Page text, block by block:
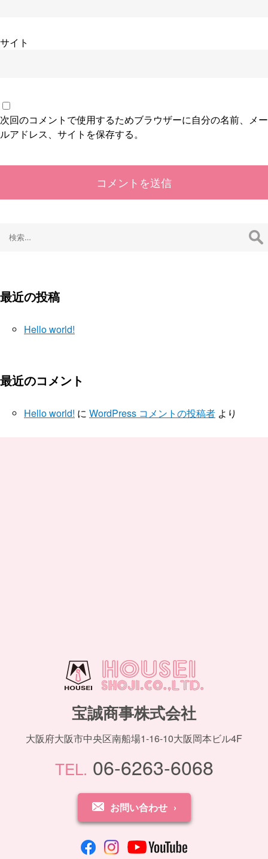
サイト
次回のコメントで使用するためブラウザーに自分の名前、メー
ルアドレス、サイトを保存する。
索:
最近の投稿
Hello world!
最近のコメント
Hello world! に WordPress コメントの投稿者 より
宝誠商事株式会社
大阪府大阪市中央区南船場1-16-10大阪岡本ビル4F
TEL. 06-6263-6068
お問い合わせ